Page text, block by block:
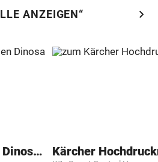
ANZEIGEN“ chevron_right
Malen nach Zahlen Dinosaurier Kärcher